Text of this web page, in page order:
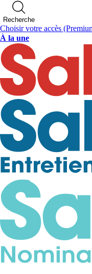
Recherche
Choisir votre accès
À la une